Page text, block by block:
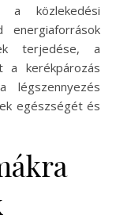
a közlekedési
terjedése, a
a kerékpározás
légszennyezés
egészségét és